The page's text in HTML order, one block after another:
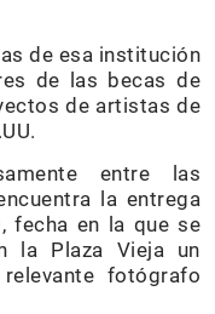
de esa institución
de las becas de
de artistas de
entre las
la entrega
fecha en la que se
la Plaza Vieja un
fotógrafo